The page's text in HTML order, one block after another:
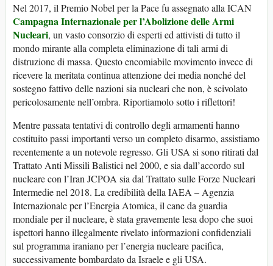
Nel 2017, il Premio Nobel per la Pace fu assegnato alla ICAN
Campagna Internazionale per l’Abolizione delle Armi
Nucleari, un vasto consorzio di esperti ed attivisti di tutto il
mondo mirante alla completa eliminazione di tali armi di
distruzione di massa. Questo encomiabile movimento invece di
ricevere la meritata continua attenzione dei media nonché del
sostegno fattivo delle nazioni sia nucleari che non, è scivolato
pericolosamente nell’ombra. Riportiamolo sotto i riflettori!
Mentre passata tentativi di controllo degli armamenti hanno
costituito passi importanti verso un completo disarmo, assistiamo
recentemente a un notevole regresso. Gli USA si sono ritirati dal
Trattato Anti Missili Balistici nel 2000, e sia dall’accordo sul
nucleare con l’Iran JCPOA sia dal Trattato sulle Forze Nucleari
Intermedie nel 2018. La credibilità della IAEA – Agenzia
Internazionale per l’Energia Atomica, il cane da guardia
mondiale per il nucleare, è stata gravemente lesa dopo che suoi
ispettori hanno illegalmente rivelato informazioni confidenziali
sul programma iraniano per l’energia nucleare pacifica,
successivamente bombardato da Israele e gli USA.